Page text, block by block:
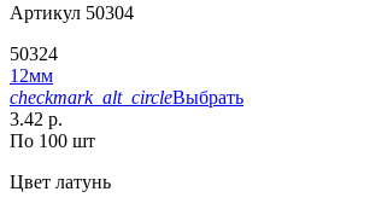
Артикул 50304
50324
12мм
checkmark_alt_circleВыбрать
3.42 р.
По 100 шт
Цвет латунь